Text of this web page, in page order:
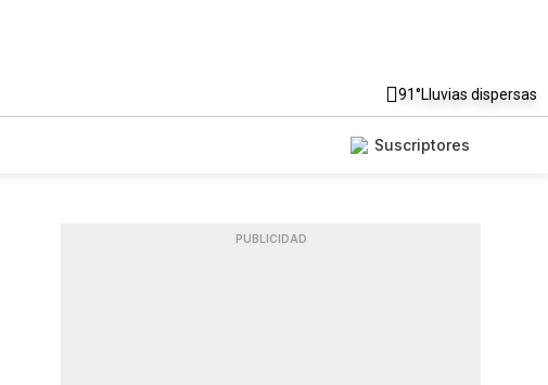
91°Lluvias dispersas
Suscriptores
PUBLICIDAD